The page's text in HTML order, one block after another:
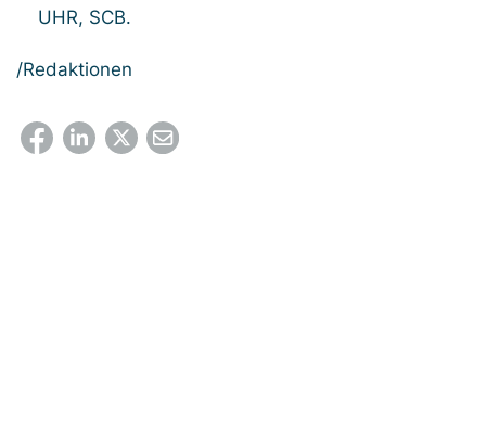
UHR, SCB.
/Redaktionen